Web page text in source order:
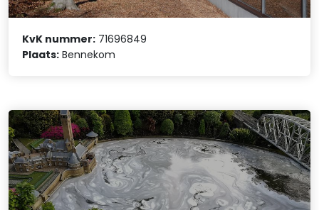
KvK nummer: 71696849
Plaats: Bennekom